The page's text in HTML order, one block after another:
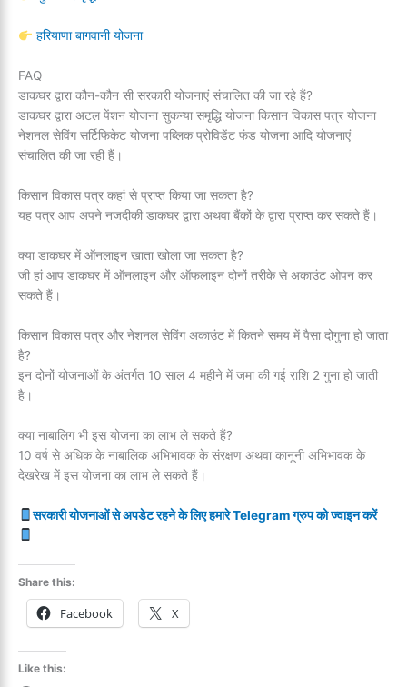
हरियाणा बागवानी योजना
FAQ
डाकघर द्वारा कौन-कौन सी सरकारी योजनाएं संचालित की जा रहे हैं?
डाकघर द्वारा अटल पेंशन योजना सुकन्या समृद्धि योजना किसान विकास पत्र योजना
नेशनल सेविंग सर्टिफिकेट योजना पब्लिक प्रोविडेंट फंड योजना आदि योजनाएं
संचालित की जा रही हैं।
किसान विकास पत्र कहां से प्राप्त किया जा सकता है?
यह पत्र आप अपने नजदीकी डाकघर द्वारा अथवा बैंकों के द्वारा प्राप्त कर सकते हैं।
क्या डाकघर में ऑनलाइन खाता खोला जा सकता है?
जी हां आप डाकघर में ऑनलाइन और ऑफलाइन दोनों तरीके से अकाउंट ओपन कर
सकते हैं।
किसान विकास पत्र और नेशनल सेविंग अकाउंट में कितने समय में पैसा दोगुना हो जाता
है?
इन दोनों योजनाओं के अंतर्गत 10 साल 4 महीने में जमा की गई राशि 2 गुना हो जाती
है।
क्या नाबालिग भी इस योजना का लाभ ले सकते हैं?
10 वर्ष से अधिक के नाबालिक अभिभावक के संरक्षण अथवा कानूनी अभिभावक के
देखरेख में इस योजना का लाभ ले सकते हैं।
सरकारी योजनाओं से अपडेट रहने के लिए हमारे Telegram ग्रुप को ज्वाइन करें
Share this:
Facebook X
Like this: